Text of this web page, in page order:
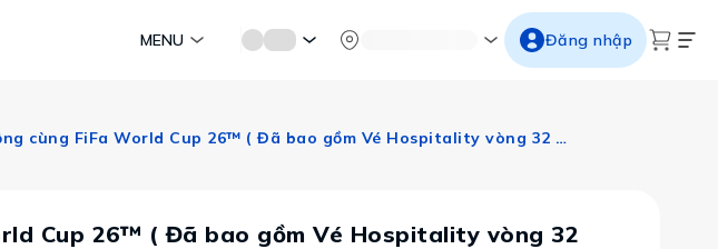
MENU Đăng nhập
Bờ Tây Mỹ: Los Angeles - San Diego: Sôi động cùng FiFa World Cup 26™ ( Đã bao gồm Vé Hospitality vòng 32 nhất bảng H và nhì bảng J ngày 02/07/2026)
Cup 26™ ( Đã bao gồm Vé Hospitality vòng 32
Từ cố đô đến thành thăng longNgắm hoa